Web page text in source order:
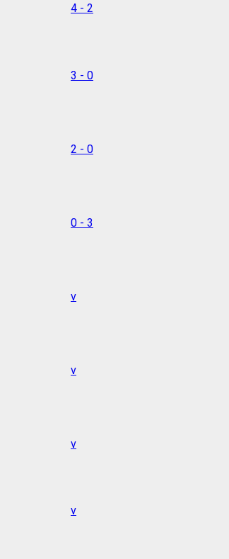
4 - 2
3 - 0
2 - 0
0 - 3
v
v
v
v